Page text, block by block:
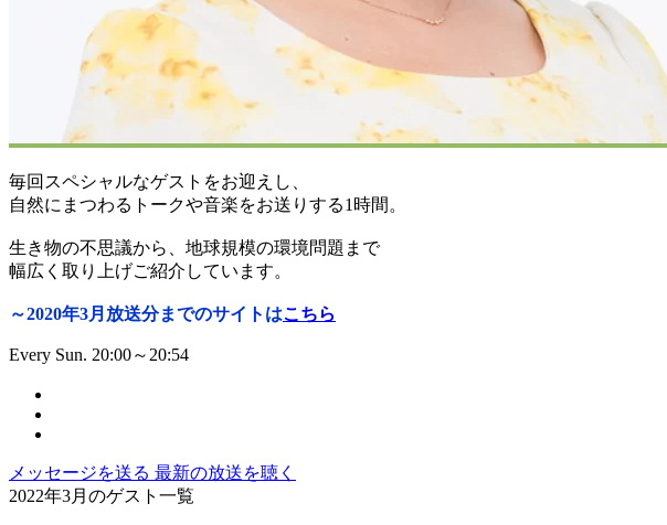
毎回スペシャルなゲストをお迎えし、
自然にまつわるトークや音楽をお送りする1時間。
生き物の不思議から、地球規模の環境問題まで
幅広く取り上げご紹介しています。
～2020年3月放送分までのサイトはこちら
Every Sun. 20:00～20:54
メッセージを送る 最新の放送を聴く
2022年3月のゲスト一覧